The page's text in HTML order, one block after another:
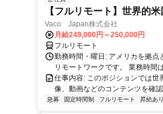
【フルリモート】世界的
Vaco Japan株式会社
月給249,000円～250,000円
フルリモート
勤務時間・曜日: アメリカを拠
リモートワークです。 業務時間
仕事内容: このポジションでは
像、動画などのコンテンツを確
急募 固定時間制 フルリモート 昇給あり